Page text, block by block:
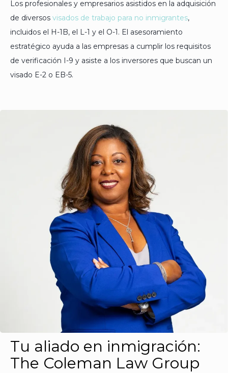
Los profesionales y empresarios asistidos en la adquisición
de diversos visados de trabajo para no inmigrantes,
incluidos el H-1B, el L-1 y el O-1. El asesoramiento
estratégico ayuda a las empresas a cumplir los requisitos
de verificación I-9 y asiste a los inversores que buscan un
visado E-2 o EB-5.
Tu aliado en inmigración:
The Coleman Law Group